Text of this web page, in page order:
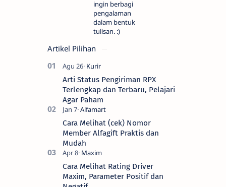
ingin berbagi
pengalaman
dalam bentuk
tulisan. :)
Artikel Pilihan
Arti Status Pengiriman RPX
Terlengkap dan Terbaru, Pelajari
Agar Paham
Cara Melihat (cek) Nomor
Member Alfagift Praktis dan
Mudah
Cara Melihat Rating Driver
Maxim, Parameter Positif dan